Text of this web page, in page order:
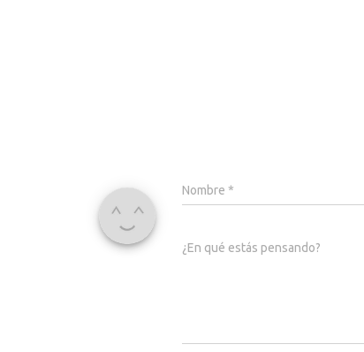
Nombre *
¿En qué estás pensando?